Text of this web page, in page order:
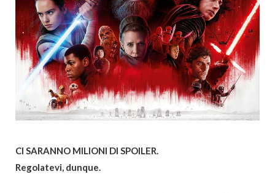
CI SARANNO MILIONI DI SPOILER.
Regolatevi, dunque.